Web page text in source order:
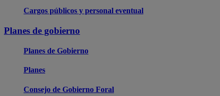
Cargos públicos y personal eventual
Planes de gobierno
Planes de Gobierno
Planes
Consejo de Gobierno Foral